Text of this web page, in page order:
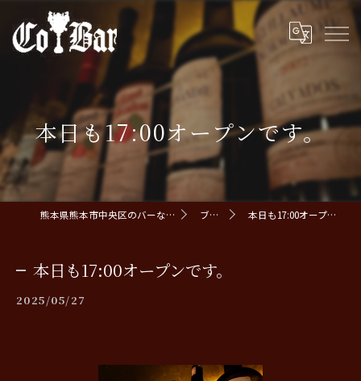
本日も17:00オープンです。
熊本県熊本市中央区のバーならCoBar ブログ 本日も17:00オープンです。
本日も17:00オープンです。
2025/05/27